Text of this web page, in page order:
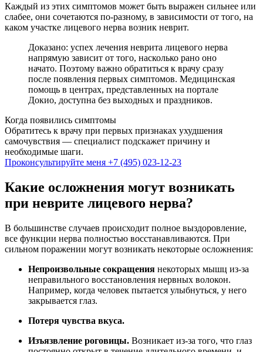
Каждый из этих симптомов может быть выражен сильнее или
слабее, они сочетаются по-разному, в зависимости от того, на
каком участке лицевого нерва возник неврит.
Доказано: успех лечения неврита лицевого нерва
напрямую зависит от того, насколько рано оно
начато. Поэтому важно обратиться к врачу сразу
после появления первых симптомов. Медицинская
помощь в центрах, представленных на портале
Докио, доступна без выходных и праздников.
Когда появились симптомы
Обратитесь к врачу при первых признаках ухудшения
самочувствия — специалист подскажет причину и
необходимые шаги.
Проконсультируйте меня +7 (495) 023-12-23
Какие осложнения могут возникать
при неврите лицевого нерва?
В большинстве случаев происходит полное выздоровление,
все функции нерва полностью восстанавливаются. При
сильном поражении могут возникать некоторые осложнения:
Непроизвольные сокращения некоторых мышц из-за
неправильного восстановления нервных волокон.
Например, когда человек пытается улыбнуться, у него
закрывается глаз.
Потеря чувства вкуса.
Изъязвление роговицы. Возникает из-за того, что глаз